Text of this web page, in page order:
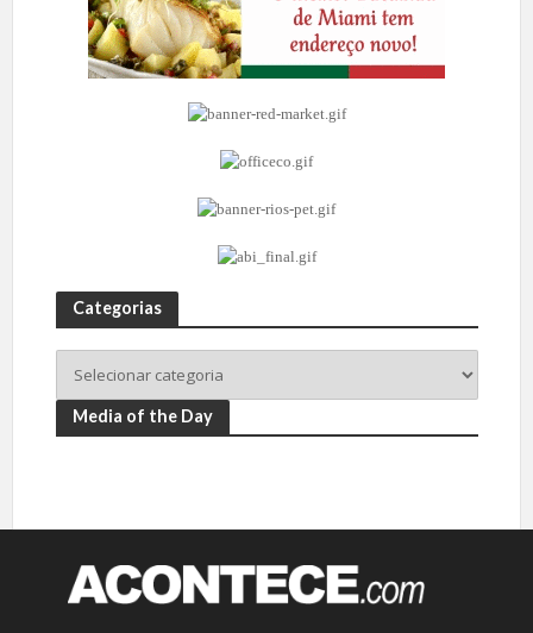
Categorias
Media of the Day